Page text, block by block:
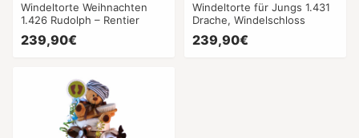
Windeltorte Weihnachten
1.426 Rudolph – Rentier
239,90€
Windeltorte für Jungs 1.431
Drache, Windelschloss
239,90€